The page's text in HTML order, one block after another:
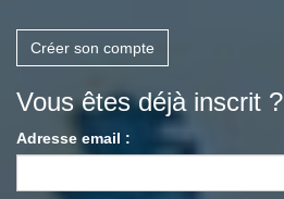
Créer son compte
Vous êtes déjà inscrit ?
Adresse email :